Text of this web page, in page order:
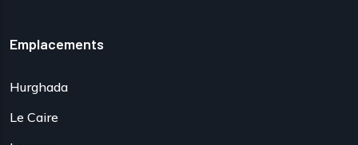
Emplacements
Hurghada
Le Caire